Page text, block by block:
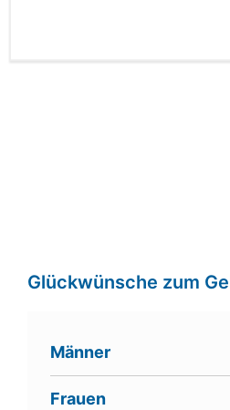
Glückwünsche zum
Männer
Frauen